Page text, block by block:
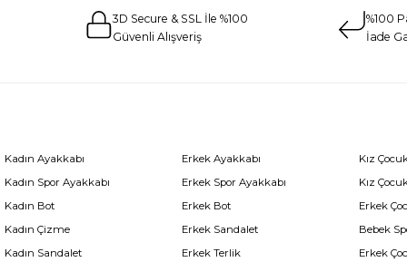
3D Secure & SSL İle %100
Güvenli Alışveriş
%100
İade
Kadın Ayakkabı
Kadın Spor Ayakkabı
Kadın Bot
Kadın Çizme
Kadın Sandalet
Erkek Ayakkabı
Erkek Spor Ayakkabı
Erkek Bot
Erkek Sandalet
Erkek Terlik
Kız
Kız
Erkek
Bebek
Erkek